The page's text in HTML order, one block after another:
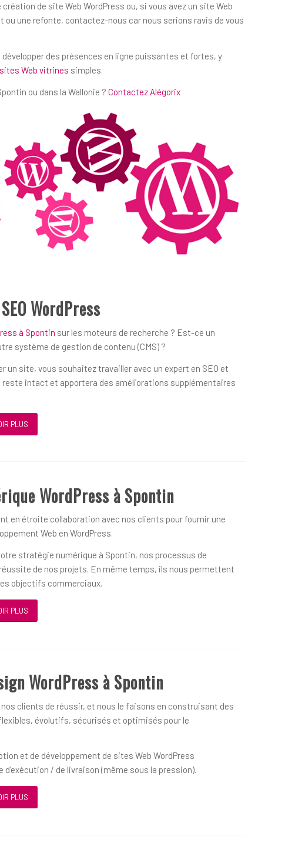
de site Web WordPress ou, si vous avez un site Web
une refonte, contactez-nous car nous serions ravis de vous
des présences en ligne puissantes et fortes, y
sites Web vitrines simples.
ou dans la Wallonie ? Contactez Alégorix
WordPress
à Spontin sur les moteurs de recherche ? Est-ce un
système de gestion de contenu (CMS) ?
un site, vous souhaitez travailler avec un expert en SEO et
intact et apportera des améliorations supplémentaires
PLUS
WordPress à Spontin
en étroite collaboration avec nos clients pour fournir une
Web en WordPress.
stratégie numérique à Spontin, nos processus de
de nos projets. En même temps, ils nous permettent
objectifs commerciaux.
PLUS
WordPress à Spontin
clients de réussir, et nous le faisons en construisant des
évolutifs, sécurisés et optimisés pour le
et de développement de sites Web WordPress
/ de livraison (même sous la pression).
PLUS